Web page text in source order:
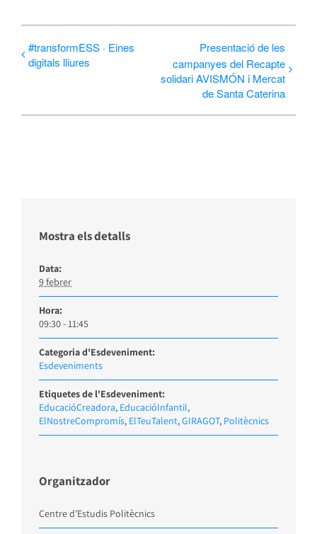
#transformESS · Eines
digitals lliures
Presentació de les
campanyes del Recapte
solidari AVISMÓN i Mercat
de Santa Caterina
Mostra els detalls
Data:
9 febrer
Hora:
09:30 - 11:45
Categoria d'Esdeveniment:
Esdeveniments
Etiquetes de l'Esdeveniment:
EducacióCreadora, EducacióInfantil,
ElNostreCompromís, ElTeuTalent,GIRAGOT, Politècnics
Organitzador
Centre d’Estudis Politècnics